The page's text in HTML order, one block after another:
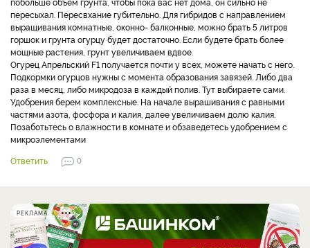
пересыхал. Пересвхание губительно. Для гибридов с направлением
выращивания комнатные, оконно- балконные, можно брать 5 литров
горшок и грунта огурцу будет достаточно. Если будете брать более
мощные растения, грунт увеличиваем вдвое.
Огурец Апрельский F1 получается почти у всех, можете начать с него.
Подкормки огурцов нужны с момента образования завязей. Либо два
раза в месяц, либо микродоза в каждый полив. Тут выбираете сами.
Удобрения берем комплексные. На начале вырашивания с равными
частями азота, фосфора и калия, далее увеличиваем долю калия.
Позаботьтесь о влажности в комнате и обзаведетесь удобрением с
микроэлементами
Ответить
0
РЕКЛАМА